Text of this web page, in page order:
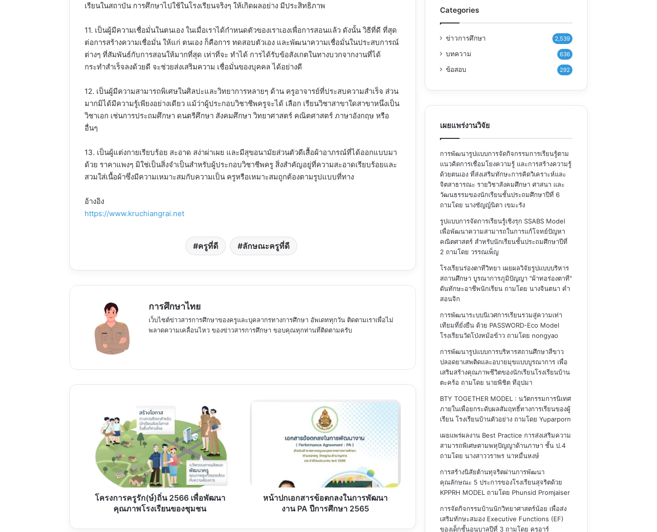
เรียนในสถาบัน การศึกษาไปใช้ในโรงเรียนจริงๆ ให้เกิดผลอย่าง มีประสิทธิภาพ
11. เป็นผู้มีความเชื่อมั่นในตนเอง ในเมื่อเราได้กำหนดตัวของเราเองเพื่อการสอนแล้ว ดังนั้น วิธีที่ดี ที่สุด
ต่อการสร้างความเชื่อมั่น ให้แก่ ตนเอง ก็คือการ ทดสอบตัวเอง และพัฒนาความเชื่อมั่นในประสบการณ์
ต่างๆ ที่สัมพันธ์กับการสอนให้มากที่สุด เท่าที่จะ ทำได้ การได้รับข้อสังเกตในทางบวกจากงานที่ได้
กระทำสำเร็จลงด้วยดี จะช่วยส่งเสริมความ เชื่อมั่นของบุคคล ได้อย่างดี
12. เป็นผู้มีความสามารถพิเศษในศิลปะและวิทยาการหลายๆ ด้าน ครูอาจารย์ที่ประสบความสำเร็จ ส่วน
มากมิได้มีความรู้เพียงอย่างเดียว แม้ว่าผู้ประกอบวิชาชีพครูจะได้ เลือก เรียนวิชาสาขาใดสาขาหนึ่งเป็น
วิชาเอก เช่นการประถมศึกษา ดนตรีศึกษา สังคมศึกษา วิทยาศาสตร์ คณิตศาสตร์ ภาษาอังกฤษ หรือ
อื่นๆ
13. เป็นผู้แต่งกายเรียบร้อย สะอาด สง่าผ่าเผย และมีสุขอนามัยส่วนตัวดีเสื้อผ้าอาภรณ์ที่ได้ออกแบบมา
ด้วย ราคาแพงๆ มิใช่เป็นสิ่งจำเป็นสำหรับผู้ประกอบวิชาชีพครู สิ่งสำคัญอยู่ที่ความสะอาดเรียบร้อยและ
สวมใส่เนื้อผ้าซึ่งมีความเหมาะสมกับความเป็น ครูหรือเหมาะสมถูกต้องตามรูปแบบที่ทาง
อ้างอิง
https://www.kruchiangrai.net
ครูที่ดี ลักษณะครูที่ดี
การศึกษาไทย
เว็บไซต์ข่าวสารการศึกษาของครูและบุคลากรทางการศึกษา อัพเดททุกวัน ติดตามเราเพื่อไม่
พลาดความเคลื่อนไหว ของข่าวสารการศึกษา ขอบคุณทุกท่านที่ติดตามครับ
รัก(ษ์)ถิ่น
พัฒนา
คุณภาพ
โรงเรียน
ชุมชนโครงการครูรัก(ษ์)ถิ่น 2566 เพื่อพัฒนา
คุณภาพโรงเรียนของชุมชน
ศึกษา
หน้าปกเอกสารข้อตกลงในการพัฒนา
งาน PA ปีการศึกษา 2565
Categories
ข่าวการศึกษา 2,539
บทความ 636
ข้อสอบ 292
เผยแพร่งานวิจัย
การพัฒนารูปแบบการจัดกิจกรรมการเรียนรู้ตาม
แนวคิดการเชื่อมโยงความรู้ และการสร้างความรู้
ด้วยตนเอง ที่ส่งเสริมทักษะการคิดวิเคราะห์และ
จิตสาธารณะ รายวิชาสังคมศึกษา ศาสนา และ
วัฒนธรรมของนักเรียนชั้นประถมศึกษาปีที่ 6
ถามโดย นางชัญญ์นิตา เขมะรัง
รูปแบบการจัดการเรียนรู้เชิงรุก SSABS Model
เพื่อพัฒนาความสามารถในการแก้โจทย์ปัญหา
คณิตศาสตร์ สำหรับนักเรียนชั้นประถมศึกษาปีที่
2 ถามโดย วรรณเพ็ญ
โรงเรียนร่องตาทีวิทยา เผยผลวิจัยรูปแบบบริหาร
สถานศึกษา บูรณาการภูมิปัญญา "ผ้าทอร่องตาที"
ดันทักษะอาชีพนักเรียนถามโดย นางจินตนา คำ
สอนจิก
การพัฒนาระบบนิเวศการเรียนรวมสู่ความเท่า
เทียมที่ยั่งยืน ด้วย PASSWORD-Eco Model
โรงเรียนวัดโป่งหม้อข้าวถามโดย nongyao
การพัฒนารูปแบบการบริหารสถานศึกษาสีขาว
ปลอดยาเสพติดและอบายมุขแบบบูรณาการ เพื่อ
เสริมสร้างคุณภาพชีวิตของนักเรียนโรงเรียนบ้าน
ตะคร้อ ถามโดย นายพิชิต ทีอุปมา
BTY TOGETHER MODEL : นวัตกรรมการนิเทศ
ภายในเพื่อยกระดับผลสัมฤทธิ์ทางการเรียนของผู้
เรียน โรงเรียนบ้านตัวอย่างถามโดย Yuparporn
เผยแพร่ผลงาน Best Practice การส่งเสริมความ
สามารถพิเศษตามพหุปัญญาด้านภาษา ชั้น ป.4
ถามโดย นางสาววราพร นาหมื่นหงษ์
การสร้างนิสัยต้านทุจริตผ่านการพัฒนา
คุณลักษณะ 5 ประการของโรงเรียนสุจริตด้วย
KPPRH MODELถามโดย Phunsid Promjaiser
การจัดกิจกรรมบ้านนักวิทยาศาสตร์น้อย เพื่อส่ง
เสริมทักษะสมอง Executive Functions (EF)
ของเด็กชั้นอนุบาลปีที่ 3ถามโดย ครูอาร์